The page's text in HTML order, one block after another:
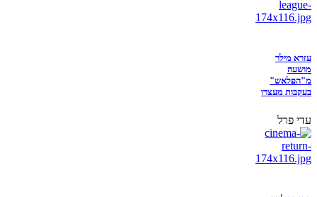
עזרא מילר
מושעה
מ"הפלאש"
בעקבות מעצרו
עדי פרל